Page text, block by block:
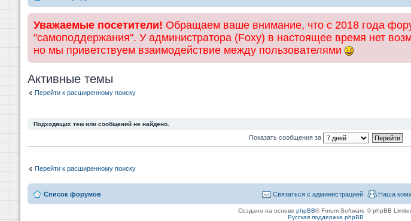
Уважаемые посетители! Обращаем ваше внимание, что с 2018 года
"самоподдержания". У администратора (Foxy) в настоящее время нет
но мы приветствуем взаимодействие между пользователями
Активные темы
Перейти к расширенному поиску
Подходящих тем или сообщений не найдено.
Показать сообщения за
Перейти к расширенному поиску
Список форумов Наша
Связаться с администрацией
Создано на основе phpBB® Forum Software © phpBB
Русская поддержка phpBB